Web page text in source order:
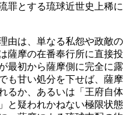
罪とする琉球近世史上稀に
由は、単なる私怨や政敵の
薩摩の在番奉行所に直接投
最初から薩摩側に完全に露
も甘い処分を下せば、薩摩
るか、あるいは「王府自体
と疑われかねない極限状態